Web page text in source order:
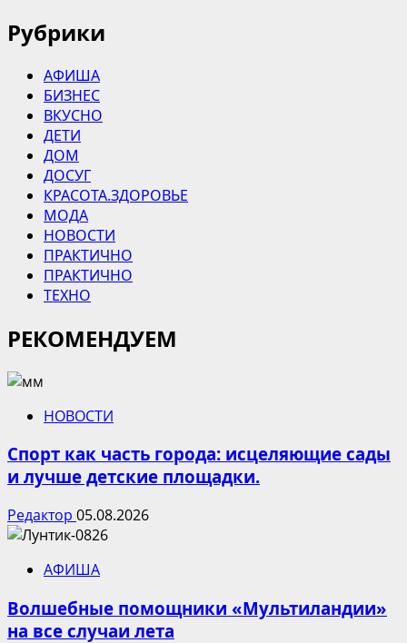
Рубрики
АФИША
БИЗНЕС
ВКУСНО
ДЕТИ
ДОМ
ДОСУГ
КРАСОТА.ЗДОРОВЬЕ
МОДА
НОВОСТИ
ПРАКТИЧНО
ПРАКТИЧНО
ТЕХНО
РЕКОМЕНДУЕМ
НОВОСТИ
Спорт как часть города: исцеляющие сады
и лучше детские площадки.
Редактор 05.08.2026
АФИША
Волшебные помощники «Мультиландии»
на все случаи лета